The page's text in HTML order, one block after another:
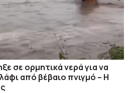
σε ορμητικά νερά για να
από βέβαιο πνιγμό – Η